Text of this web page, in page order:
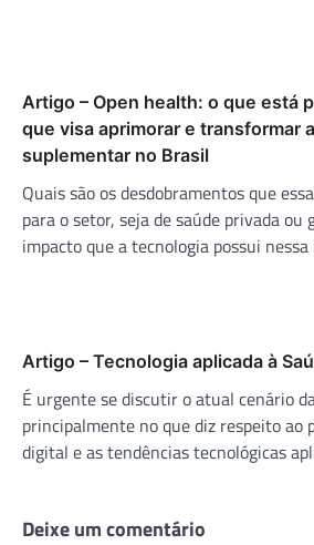
Artigo – Open health: o que está
que visa aprimorar e transformar
suplementar no Brasil
Quais são os desdobramentos que
para o setor, seja de saúde privada ou
impacto que a tecnologia possui
Artigo – Tecnologia aplicada à
É urgente se discutir o atual cenário
principalmente no que diz respeito ao
digital e as tendências tecnológicas
Deixe um comentário